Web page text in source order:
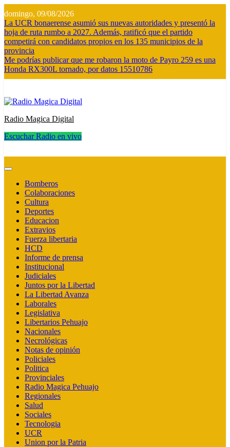
al
contenido
domingo, 09/08/2026
La UCR bonaerense asumió sus nuevas autoridades y presentó la
hoja de ruta rumbo a 2027. Además, ratificó que el partido
competirá con candidatos propios en los 135 municipios de la
provincia
Me podrías publicar que me robaron la moto de Payro 259 es una
Honda RX300L tornado, por datos 15510786
Radio Magica Digital
Escuchar Radio en vivo
Bomberos
Colaboraciones
Cultura
Deportes
Educacion
Extravios
Fuerza libertaria
HCD
Informe de prensa
Institucional
Judiciales
Juntos por la Libertad
La Libertad Avanza
Laborales
Legislativa
Libertarios Pehuajo
Nacionales
Necrológicas
Notas de opinión
Policiales
Politica
Provinciales
Radio Magica Pehuajo
Regionales
Salud
Sociales
Tecnologia
UCR
Union por la Patria